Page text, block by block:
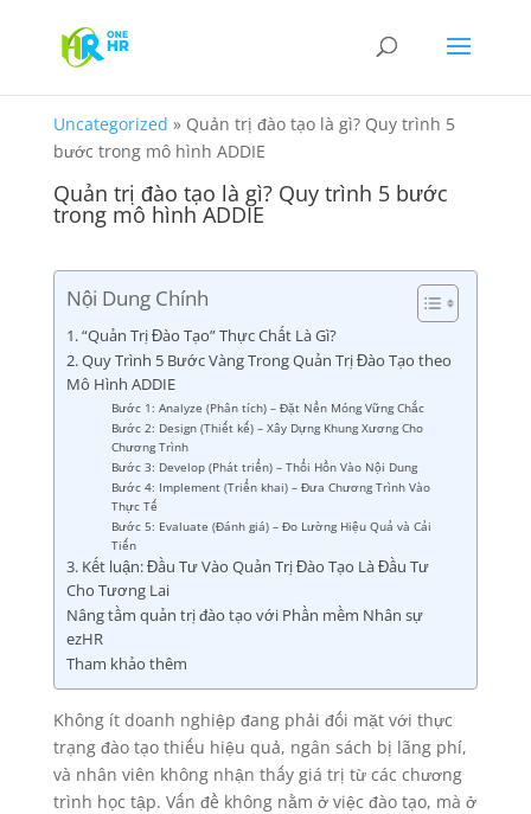
Uncategorized » Quản trị đào tạo là gì? Quy trình 5
bước trong mô hình ADDIE
Quản trị đào tạo là gì? Quy trình 5 bước
trong mô hình ADDIE
Nội Dung Chính
1. “Quản Trị Đào Tạo” Thực Chất Là Gì?
2. Quy Trình 5 Bước Vàng Trong Quản Trị Đào Tạo theo
Mô Hình ADDIE
Bước 1: Analyze (Phân tích) – Đặt Nền Móng Vững Chắc
Bước 2: Design (Thiết kế) – Xây Dựng Khung Xương Cho
Chương Trình
Bước 3: Develop (Phát triển) – Thổi Hồn Vào Nội Dung
Bước 4: Implement (Triển khai) – Đưa Chương Trình Vào
Thực Tế
Bước 5: Evaluate (Đánh giá) – Đo Lường Hiệu Quả và Cải
Tiến
3. Kết luận: Đầu Tư Vào Quản Trị Đào Tạo Là Đầu Tư
Cho Tương Lai
Nâng tầm quản trị đào tạo với Phần mềm Nhân sự
ezHR
Tham khảo thêm
Không ít doanh nghiệp đang phải đối mặt với thực
trạng đào tạo thiếu hiệu quả, ngân sách bị lãng phí,
và nhân viên không nhận thấy giá trị từ các chương
trình học tập. Vấn đề không nằm ở việc đào tạo, mà ở